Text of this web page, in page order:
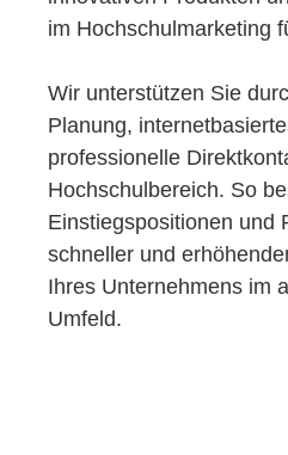
im Hochschulmarketing
Wir unterstützen Sie
Planung,
professionelle
Hochschulbereich. So
Einstiegspositionen und
schneller und
Ihres Unternehmens im
Umfeld.